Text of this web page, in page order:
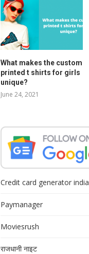
What makes the custom
printed t shirts for girls
unique?
June 24, 2021
Credit card generator india
Paymanager
Moviesrush
राजधानी नाइट